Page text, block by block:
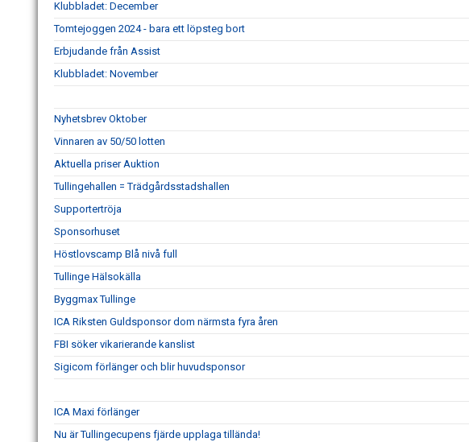
Klubbladet: December
Tomtejoggen 2024 - bara ett löpsteg bort
Erbjudande från Assist
Klubbladet: November
Nyhetsbrev Oktober
Vinnaren av 50/50 lotten
Aktuella priser Auktion
Tullingehallen = Trädgårdsstadshallen
Supportertröja
Sponsorhuset
Höstlovscamp Blå nivå full
Tullinge Hälsokälla
Byggmax Tullinge
ICA Riksten Guldsponsor dom närmsta fyra åren
FBI söker vikarierande kanslist
Sigicom förlänger och blir huvudsponsor
ICA Maxi förlänger
Nu är Tullingecupens fjärde upplaga tillända!